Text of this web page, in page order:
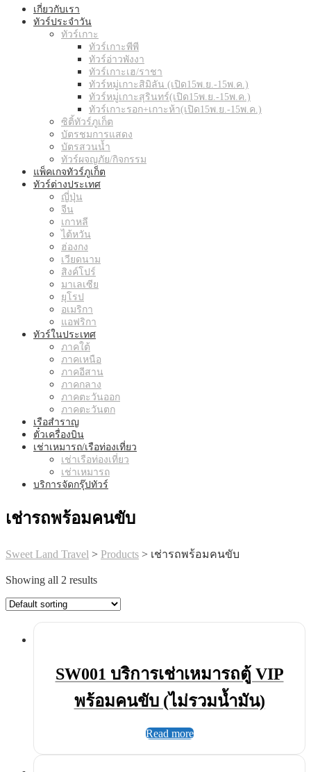
เกี่ยวกับเรา
ทัวร์ประจำวัน
ทัวร์เกาะ
ทัวร์เกาะพีพี
ทัวร์อ่าวพังงา
ทัวร์เกาะเฮ/ราชา
ทัวร์หมู่เกาะสิมิลัน (เปิด15พ.ย.-15พ.ค.)
ทัวร์หมู่เกาะสุรินทร์(เปิด15พ.ย.-15พ.ค.)
ทัวร์เกาะรอก+เกาะห้า(เปิด15พ.ย.-15พ.ค.)
ซิติ้ทัวร์ภูเก็ต
บัตรชมการแสดง
บัตรสวนน้ำ
ทัวร์ผจญภัย/กิจกรรม
แพ็คเกจทัวร์ภูเก็ต
ทัวร์ต่างประเทศ
ญี่ปุ่น
จีน
เกาหลี
ไต้หวัน
ฮ่องกง
เวียดนาม
สิงค์โปร์
มาเลเซีย
ยุโรป
อเมริกา
แอฟริกา
ทัวร์ในประเทศ
ภาคใต้
ภาคเหนือ
ภาคอีสาน
ภาคกลาง
ภาคตะวันออก
ภาคตะวันตก
เรือสำราญ
ตั๋วเครื่องบิน
เช่าเหมารถ/เรือท่องเที่ยว
เช่าเรือท่องเที่ยว
เช่าเหมารถ
บริการจัดกรุ๊ปทัวร์
เช่ารถพร้อมคนขับ
Sweet Land Travel > Products > เช่ารถพร้อมคนขับ
Showing all 2 results
SW001 บริการเช่าเหมารถตู้ VIP
พร้อมคนขับ (ไม่รวมน้ำมัน)
Read more